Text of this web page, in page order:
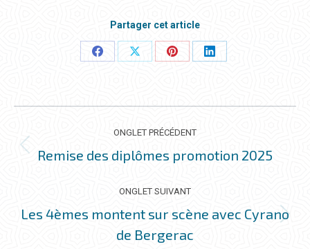
Partager cet article
PartagerPartagerPartagerPartager
NAVIGATION
DE
COMMENTAIRE
ONGLET PRÉCÉDENT
Onglet
Remise des diplômes promotion 2025
ONGLET SUIVANT
Onglet
suivant
Les 4èmes montent sur scène avec Cyrano
de Bergerac